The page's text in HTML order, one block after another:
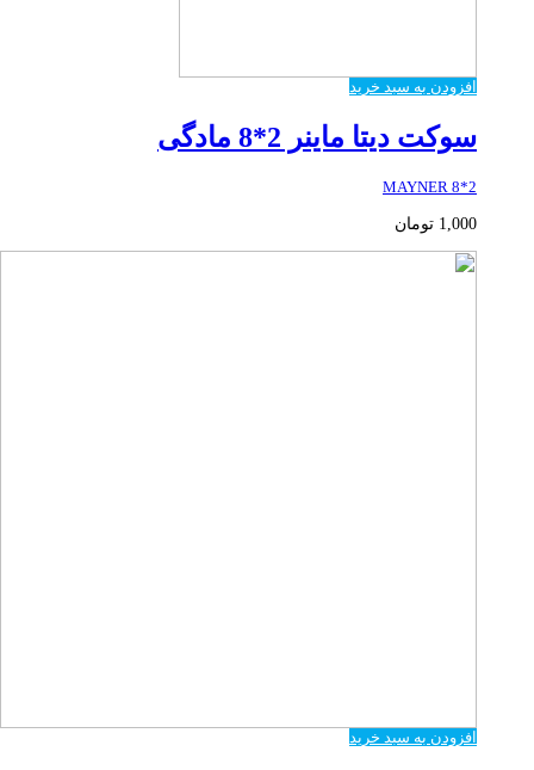
افزودن به سبد خرید
سوکت دیتا ماینر 2*8 مادگی
2*8 MAYNER
1,000 تومان
افزودن به سبد خرید